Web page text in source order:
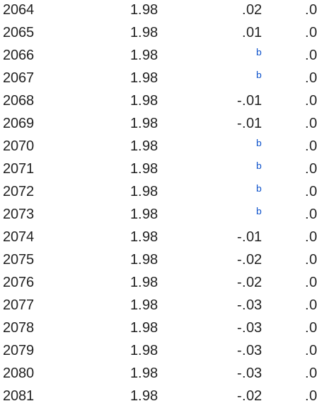
2064
1.98 .02
2065
1.98 .01
2066
1.98 b
2067
1.98 b
2068
1.98 -.01
2069
1.98 -.01
2070
1.98 b
2071
1.98 b
2072
1.98 b
2073
1.98 b
2074
1.98 -.01
2075
1.98 -.02
2076
1.98 -.02
2077
1.98 -.03
2078
1.98 -.03
2079
1.98 -.03
2080
1.98 -.03
2081
1.98 -.02